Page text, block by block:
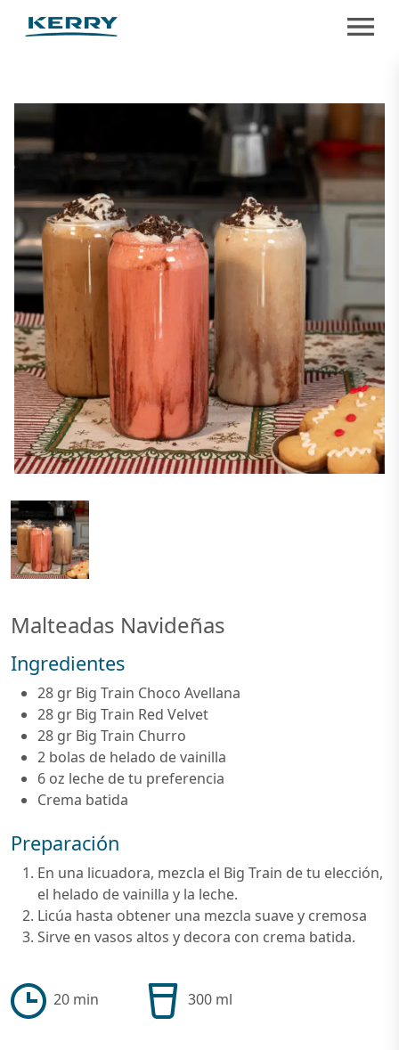
Malteadas Navideñas
Ingredientes
28 gr Big Train Choco Avellana
28 gr Big Train Red Velvet
28 gr Big Train Churro
2 bolas de helado de vainilla
6 oz leche de tu preferencia
Crema batida
Preparación
En una licuadora, mezcla el Big Train de tu elección,
el helado de vainilla y la leche.
Licúa hasta obtener una mezcla suave y cremosa
Sirve en vasos altos y decora con crema batida.
20 min 300 ml